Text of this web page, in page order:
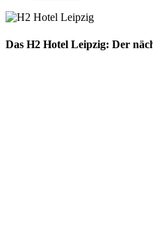
Das H2 Hotel Leipzig: Der